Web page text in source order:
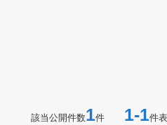
該当公開件数1件 1-1件